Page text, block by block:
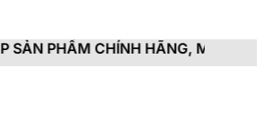
HÃNG, MỚI 100%, ĐẦY ĐỦ